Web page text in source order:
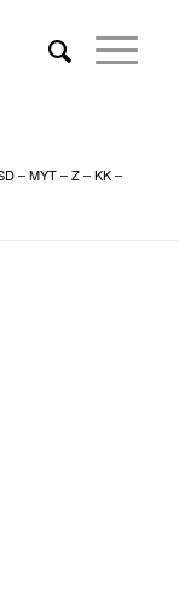
– MYT – Z – KK –